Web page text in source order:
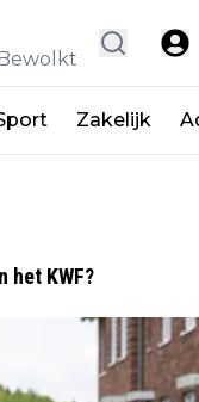
Zakelijk
het KWF?